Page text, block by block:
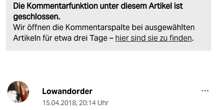
Die Kommentarfunktion unter diesem Artikel ist
geschlossen.
Wir öffnen die Kommentarspalte bei ausgewählten
Artikeln für etwa drei Tage – hier sind sie zu finden.
Lowandorder
15.04.2018, 20:14 Uhr